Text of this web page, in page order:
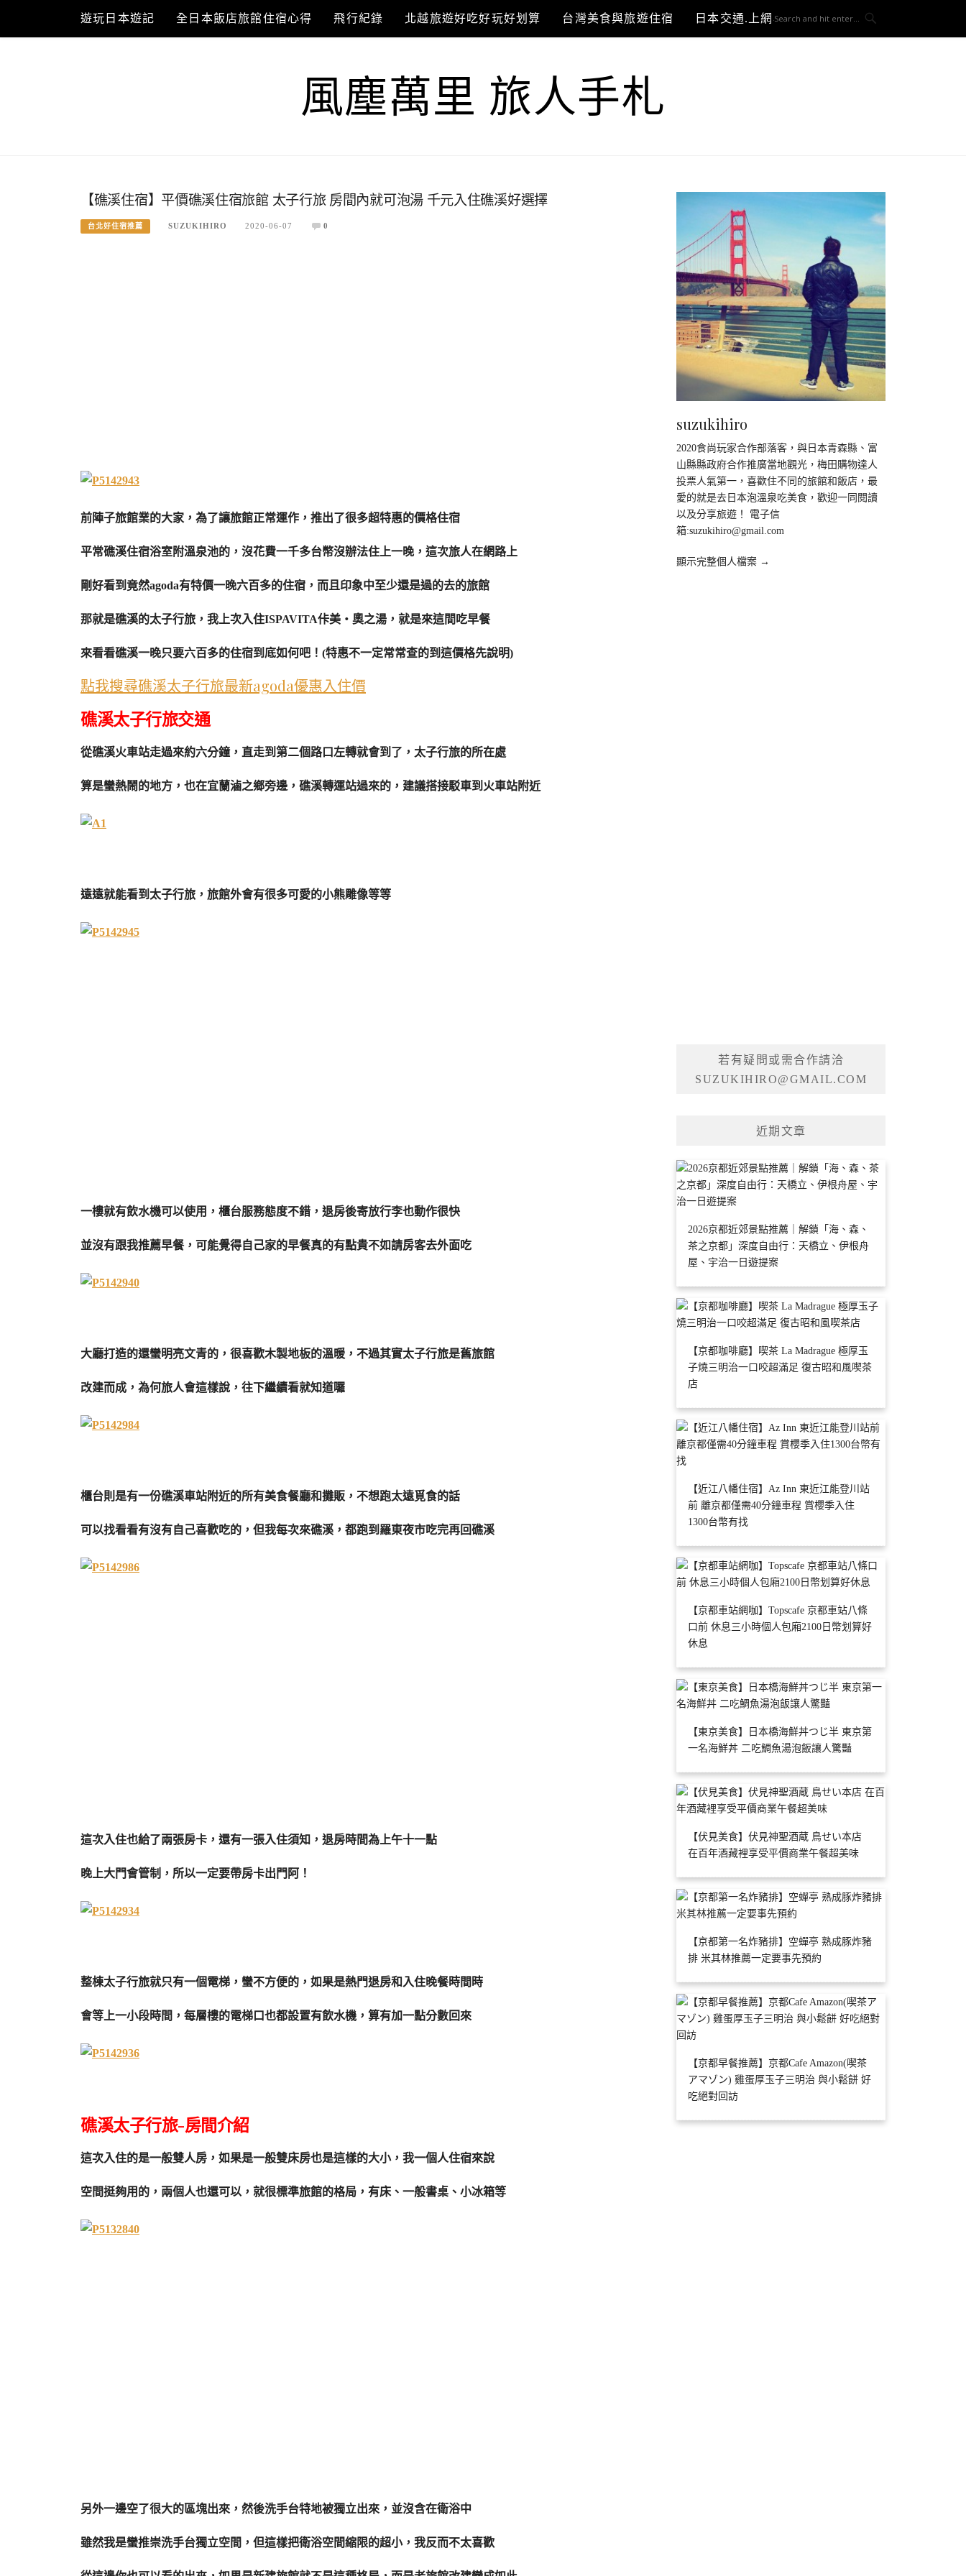
content
遊玩日本遊記 全日本飯店旅館住宿心得 飛行紀錄 北越旅遊好吃好玩好划算 台灣美食與旅遊住宿 日本交通.上網與3C開箱
風塵萬里 旅人手札
【礁溪住宿】平價礁溪住宿旅館 太子行旅 房間內就可泡湯 千元入住礁溪好選擇
台北好住宿推薦 SUZUKIHIRO 2020-06-07 0
前陣子旅館業的大家，為了讓旅館正常運作，推出了很多超特惠的價格住宿
平常礁溪住宿浴室附溫泉池的，沒花費一千多台幣沒辦法住上一晚，這次旅人在網路上
剛好看到竟然agoda有特價一晚六百多的住宿，而且印象中至少還是過的去的旅館
那就是礁溪的太子行旅，我上次入住ISPAVITA佧美‧奧之湯，就是來這間吃早餐
來看看礁溪一晚只要六百多的住宿到底如何吧！(特惠不一定常常查的到這價格先說明)
點我搜尋礁溪太子行旅最新agoda優惠入住價
礁溪太子行旅交通
從礁溪火車站走過來約六分鐘，直走到第二個路口左轉就會到了，太子行旅的所在處
算是蠻熱鬧的地方，也在宜蘭滷之鄉旁邊，礁溪轉運站過來的，建議搭接駁車到火車站附近
遠遠就能看到太子行旅，旅館外會有很多可愛的小熊雕像等等
一樓就有飲水機可以使用，櫃台服務態度不錯，退房後寄放行李也動作很快
並沒有跟我推薦早餐，可能覺得自己家的早餐真的有點貴不如請房客去外面吃
大廳打造的還蠻明亮文青的，很喜歡木製地板的溫暖，不過其實太子行旅是舊旅館
改建而成，為何旅人會這樣說，往下繼續看就知道囉
櫃台則是有一份礁溪車站附近的所有美食餐廳和攤販，不想跑太遠覓食的話
可以找看看有沒有自己喜歡吃的，但我每次來礁溪，都跑到羅東夜市吃完再回礁溪
這次入住也給了兩張房卡，還有一張入住須知，退房時間為上午十一點
晚上大門會管制，所以一定要帶房卡出門阿！
整棟太子行旅就只有一個電梯，蠻不方便的，如果是熱門退房和入住晚餐時間時
會等上一小段時間，每層樓的電梯口也都設置有飲水機，算有加一點分數回來
礁溪太子行旅-房間介紹
這次入住的是一般雙人房，如果是一般雙床房也是這樣的大小，我一個人住宿來說
空間挺夠用的，兩個人也還可以，就很標準旅館的格局，有床、一般書桌、小冰箱等
另外一邊空了很大的區塊出來，然後洗手台特地被獨立出來，並沒含在衛浴中
雖然我是蠻推崇洗手台獨立空間，但這樣把衛浴空間縮限的超小，我反而不太喜歡
suzukihiro
2020食尚玩家合作部落客，與日本青森縣、富
山縣縣政府合作推廣當地觀光，梅田購物達人
投票人氣第一，喜歡住不同的旅館和飯店，最
愛的就是去日本泡溫泉吃美食，歡迎一同閱讀
以及分享旅遊！ 電子信
箱:suzukihiro@gmail.com
顯示完整個人檔案 →
若有疑問或需合作請洽
SUZUKIHIRO@GMAIL.COM
近期文章
2026京都近郊景點推薦｜解鎖「海、森、
茶之京都」深度自由行：天橋立、伊根舟
屋、宇治一日遊提案
【京都咖啡廳】喫茶 La Madrague 極厚玉
子燒三明治一口咬超滿足 復古昭和風喫茶
店
【近江八幡住宿】Az Inn 東近江能登川站
前 離京都僅需40分鐘車程 賞櫻季入住
1300台幣有找
【京都車站網咖】Topscafe 京都車站八條
口前 休息三小時個人包廂2100日幣划算好
休息
【東京美食】日本橋海鮮丼つじ半 東京第
一名海鮮丼 二吃鯛魚湯泡飯讓人驚豔
【伏見美食】伏見神聖酒蔵 鳥せい本店
在百年酒藏裡享受平價商業午餐超美味
【京都第一名炸豬排】空蟬亭 熟成豚炸豬
排 米其林推薦一定要事先預約
【京都早餐推薦】京都Cafe Amazon(喫茶
アマゾン) 雞蛋厚玉子三明治 與小鬆餅 好
吃絕對回訪